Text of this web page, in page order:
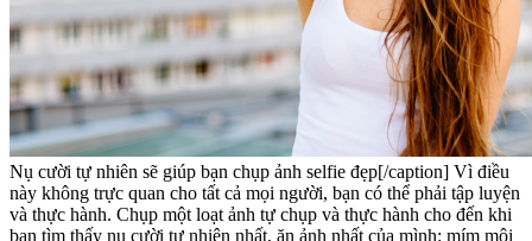
Nụ cười tự nhiên sẽ giúp bạn chụp ảnh selfie đẹp[/caption] Vì điều
này không trực quan cho tất cả mọi người, bạn có thể phải tập luyện
và thực hành. Chụp một loạt ảnh tự chụp và thực hành cho đến khi
bạn tìm thấy nụ cười tự nhiên nhất, ăn ảnh nhất của mình: mím môi